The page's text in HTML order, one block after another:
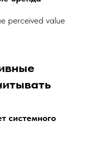
perceived value
системного